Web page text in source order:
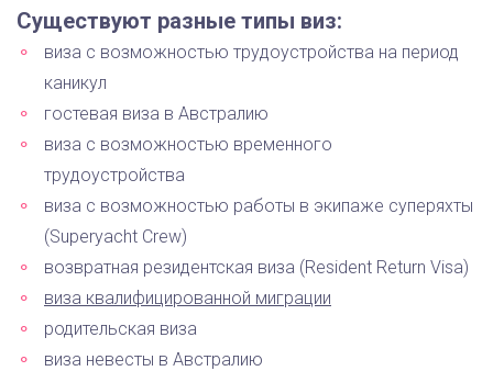
Существуют разные типы виз:
виза с возможностью трудоустройства на период
каникул
гостевая виза в Австралию
виза с возможностью временного
трудоустройства
виза с возможностью работы в экипаже суперяхты
(Superyacht Crew)
возвратная резидентская виза (Resident Return Visa)
виза квалифицированной миграции
родительская виза
виза невесты в Австралию